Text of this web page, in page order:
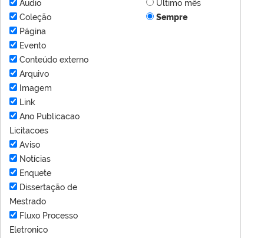
Áudio
Coleção
Página
Evento
Conteúdo externo
Arquivo
Imagem
Link
Ano Publicacao
Licitacoes
Aviso
Notícias
Enquete
Dissertação de
Mestrado
Fluxo Processo
Eletronico
Último mês
Sempre